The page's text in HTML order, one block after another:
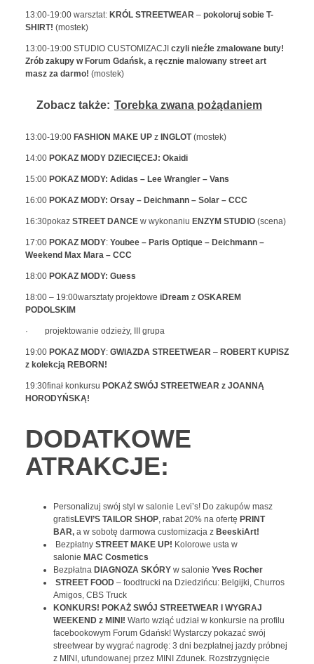
13:00-19:00 warsztat: KRÓL STREETWEAR – pokoloruj sobie T-
SHIRT! (mostek)
13:00-19:00 STUDIO CUSTOMIZACJI czyli nieźle zmalowane buty!
Zrób zakupy w Forum Gdańsk, a ręcznie malowany street art
masz za darmo! (mostek)
Zobacz także: Torebka zwana pożądaniem
13:00-19:00 FASHION MAKE UPz INGLOT(mostek)
14:00 POKAZ MODY DZIECIĘCEJ: Okaidi
15:00 POKAZ MODY: Adidas – Lee Wrangler – Vans
16:00 POKAZ MODY: Orsay – Deichmann – Solar – CCC
16:30pokaz STREET DANCEw wykonaniu ENZYM STUDIO (scena)
17:00 POKAZ MODY: Youbee – Paris Optique – Deichmann –
Weekend Max Mara – CCC
18:00 POKAZ MODY: Guess
18:00 – 19:00warsztaty projektowe iDream zOSKAREM
PODOLSKIM
· projektowanie odzieży, III grupa
19:00POKAZ MODY: GWIAZDA STREETWEAR– ROBERT KUPISZ
z kolekcją REBORN!
19:30finał konkursu POKAŻ SWÓJ STREETWEAR z JOANNĄ
HORODYŃSKĄ!
DODATKOWE
ATRAKCJE:
Personalizuj swój styl w salonie Levi’s! Do zakupów masz
gratisLEVI’S TAILOR SHOP, rabat 20% na ofertę PRINT
BAR, a w sobotę darmowa customizacja z BeeskiArt!
Bezpłatny STREET MAKE UP! Kolorowe usta w
salonie MAC Cosmetics
Bezpłatna DIAGNOZA SKÓRYw salonie Yves Rocher
STREET FOOD– foodtrucki na Dziedzińcu: Belgijki, Churros
Amigos, CBS Truck
KONKURS! POKAŻ SWÓJ STREETWEAR I WYGRAJ
WEEKEND z MINI! Warto wziąć udział w konkursie na profilu
facebookowym Forum Gdańsk! Wystarczy pokazać swój
streetwear by wygrać nagrodę: 3 dni bezpłatnej jazdy próbnej
z MINI, ufundowanej przez MINI Zdunek. Rozstrzygnięcie